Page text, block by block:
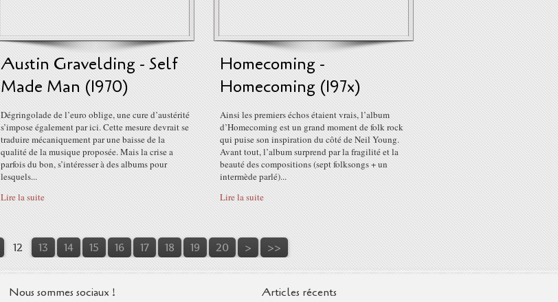
Austin Gravelding - Self
Made Man (1970)
Dégringolade de l’euro oblige, une cure d’austérité
s’impose également par ici. Cette mesure devrait se
traduire mécaniquement par une baisse de la
qualité de la musique proposée. Mais la crise a
parfois du bon, s’intéresser à des albums pour
lesquels...
Lire la suite
Homecoming -
Homecoming (197x)
Ainsi les premiers échos étaient vrais, l’album
d’Homecoming est un grand moment de folk rock
qui puise son inspiration du côté de Neil Young.
Avant tout, l’album surprend par la fragilité et la
beauté des compositions (sept folksongs + un
intermède parlé)...
Lire la suite
12 13 14 15 16 17 18 19 20 30
40
> >>
Nous sommes sociaux ! Articles récents